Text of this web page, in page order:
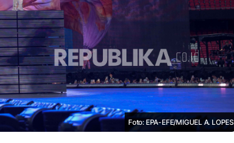
Foto: EPA-EFE/MIGUEL A. LOPES